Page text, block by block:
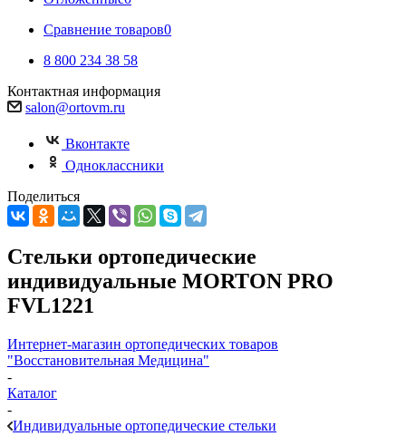
Сравнение товаров0
8 800 234 38 58
Контактная информация
salon@ortovm.ru
Вконтакте
Одноклассники
Поделиться
Стельки ортопедические
индивидуальные MORTON PRO
FVL1221
Интернет-магазин ортопедических товаров
"Восстановительная Медицина"
-
Каталог
-
Индивидуальные ортопедические стельки